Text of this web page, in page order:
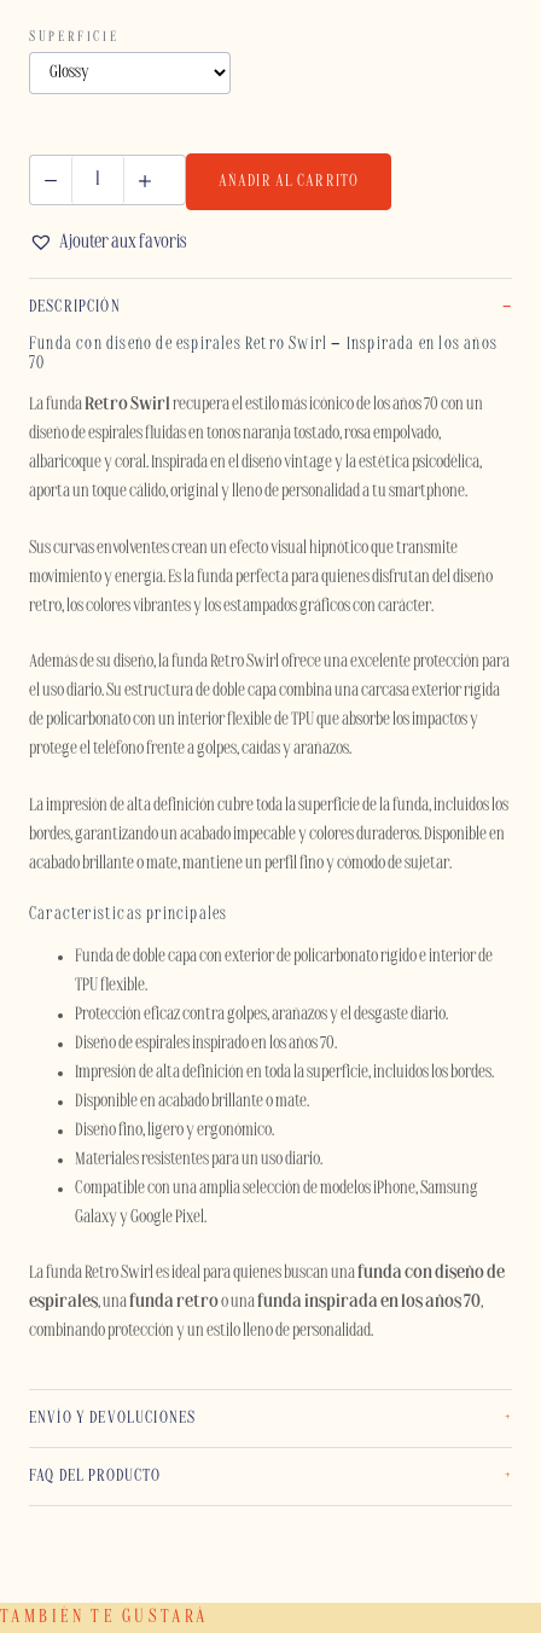
SUPERFICIE
IPHONE
cantidad
AÑADIR AL CARRITO
Ajouter aux favoris
DESCRIPCIÓN
Funda con diseño de espirales Retro Swirl – Inspirada en los años
70
La fundaRetro Swirl recupera el estilo más icónico de los años 70 con un
diseño de espirales fluidas en tonos naranja tostado, rosa empolvado,
albaricoque y coral. Inspirada en el diseño vintage y la estética psicodélica,
aporta un toque cálido, original y lleno de personalidad a tu smartphone.
Sus curvas envolventes crean un efecto visual hipnótico que transmite
movimiento y energía. Es la funda perfecta para quienes disfrutan del diseño
retro, los colores vibrantes y los estampados gráficos con carácter.
Además de su diseño, la funda Retro Swirl ofrece una excelente protección para
el uso diario. Su estructura de doble capa combina una carcasa exterior rígida
de policarbonato con un interior flexible de TPU que absorbe los impactos y
protege el teléfono frente a golpes, caídas y arañazos.
La impresión de alta definición cubre toda la superficie de la funda, incluidos los
bordes, garantizando un acabado impecable y colores duraderos. Disponible en
acabado brillante o mate, mantiene un perfil fino y cómodo de sujetar.
Características principales
Funda de doble capa con exterior de policarbonato rígido e interior de
TPU flexible.
Protección eficaz contra golpes, arañazos y el desgaste diario.
Diseño de espirales inspirado en los años 70.
Impresión de alta definición en toda la superficie, incluidos los bordes.
Disponible en acabado brillante o mate.
Diseño fino, ligero y ergonómico.
Materiales resistentes para un uso diario.
Compatible con una amplia selección de modelos iPhone, Samsung
Galaxy y Google Pixel.
La funda Retro Swirl es ideal para quienes buscan unafunda con diseño de
espirales, unafunda retroo unafunda inspirada en los años 70,
combinando protección y un estilo lleno de personalidad.
ENVÍO Y DEVOLUCIONES
FAQ DEL PRODUCTO
TAMBIÉN TE GUSTARÁ